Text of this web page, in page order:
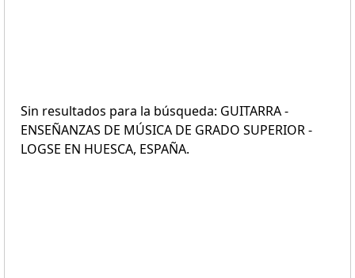
Sin resultados para la búsqueda: GUITARRA -
ENSEÑANZAS DE MÚSICA DE GRADO SUPERIOR -
LOGSE EN HUESCA, ESPAÑA.